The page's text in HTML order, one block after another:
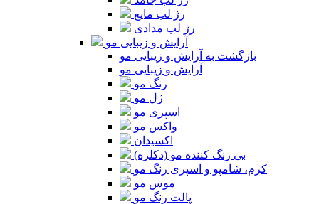
رژ لب مایع
رژ لب مدادی
آرایش و زیبایی مو
بازگشت به آرایش و زیبایی مو
آرایش و زیبایی مو
رنگ مو
ژل مو
اسپری مو
واکس مو
اکسیدان
بی رنگ کننده مو (دکلره)
کرم، شامپو و اسپری رنگ مو
موس مو
پالت رنگ مو